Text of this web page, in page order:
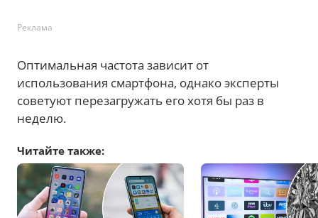
Реклама
Оптимальная частота зависит от
использования смартфона, однако эксперты
советуют перезагружать его хотя бы раз в
неделю.
Читайте также: